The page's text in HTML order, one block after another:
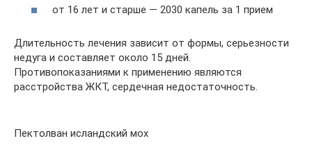
от 16 лет и старше — 2030 капель за 1 прием
Длительность лечения зависит от формы, серьезности
недуга и составляет около 15 дней.
Противопоказаниями к применению являются
расстройства ЖКТ, сердечная недостаточность.
Пектолван исландский мох